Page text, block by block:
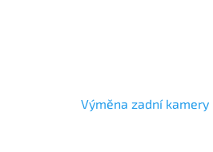
Výměna zadní kamery